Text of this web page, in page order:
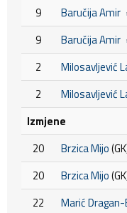
9
Baručija Amir
9 Baručija Amir
2
Milosavljević
2
Milosavljević
Izmjene
20
Brzica Mijo
20
Brzica Mijo
22
Marić Dragan-